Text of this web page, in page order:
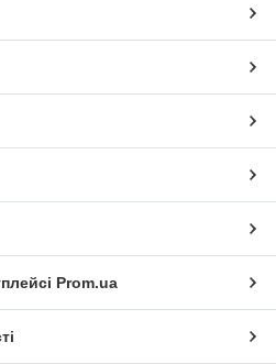
Prom.ua